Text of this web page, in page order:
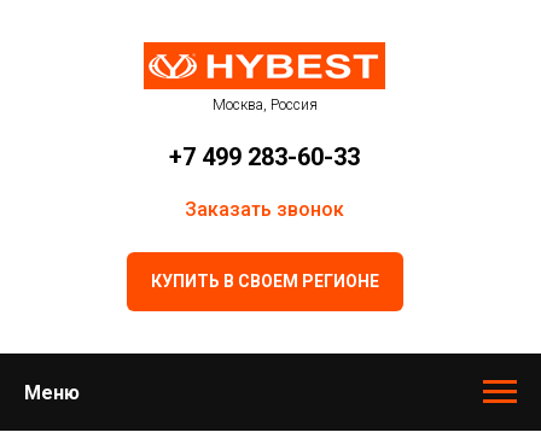
Москва, Россия
+7 499 283-60-33
Заказать звонок
КУПИТЬ В СВОЕМ РЕГИОНЕ
Меню